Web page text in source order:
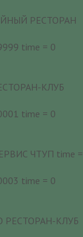
РЕСТОРАН
time = 0
КЛУБ
time = 0
ЧТУП time =
time = 0
РЕСТОРАН-КЛУБ